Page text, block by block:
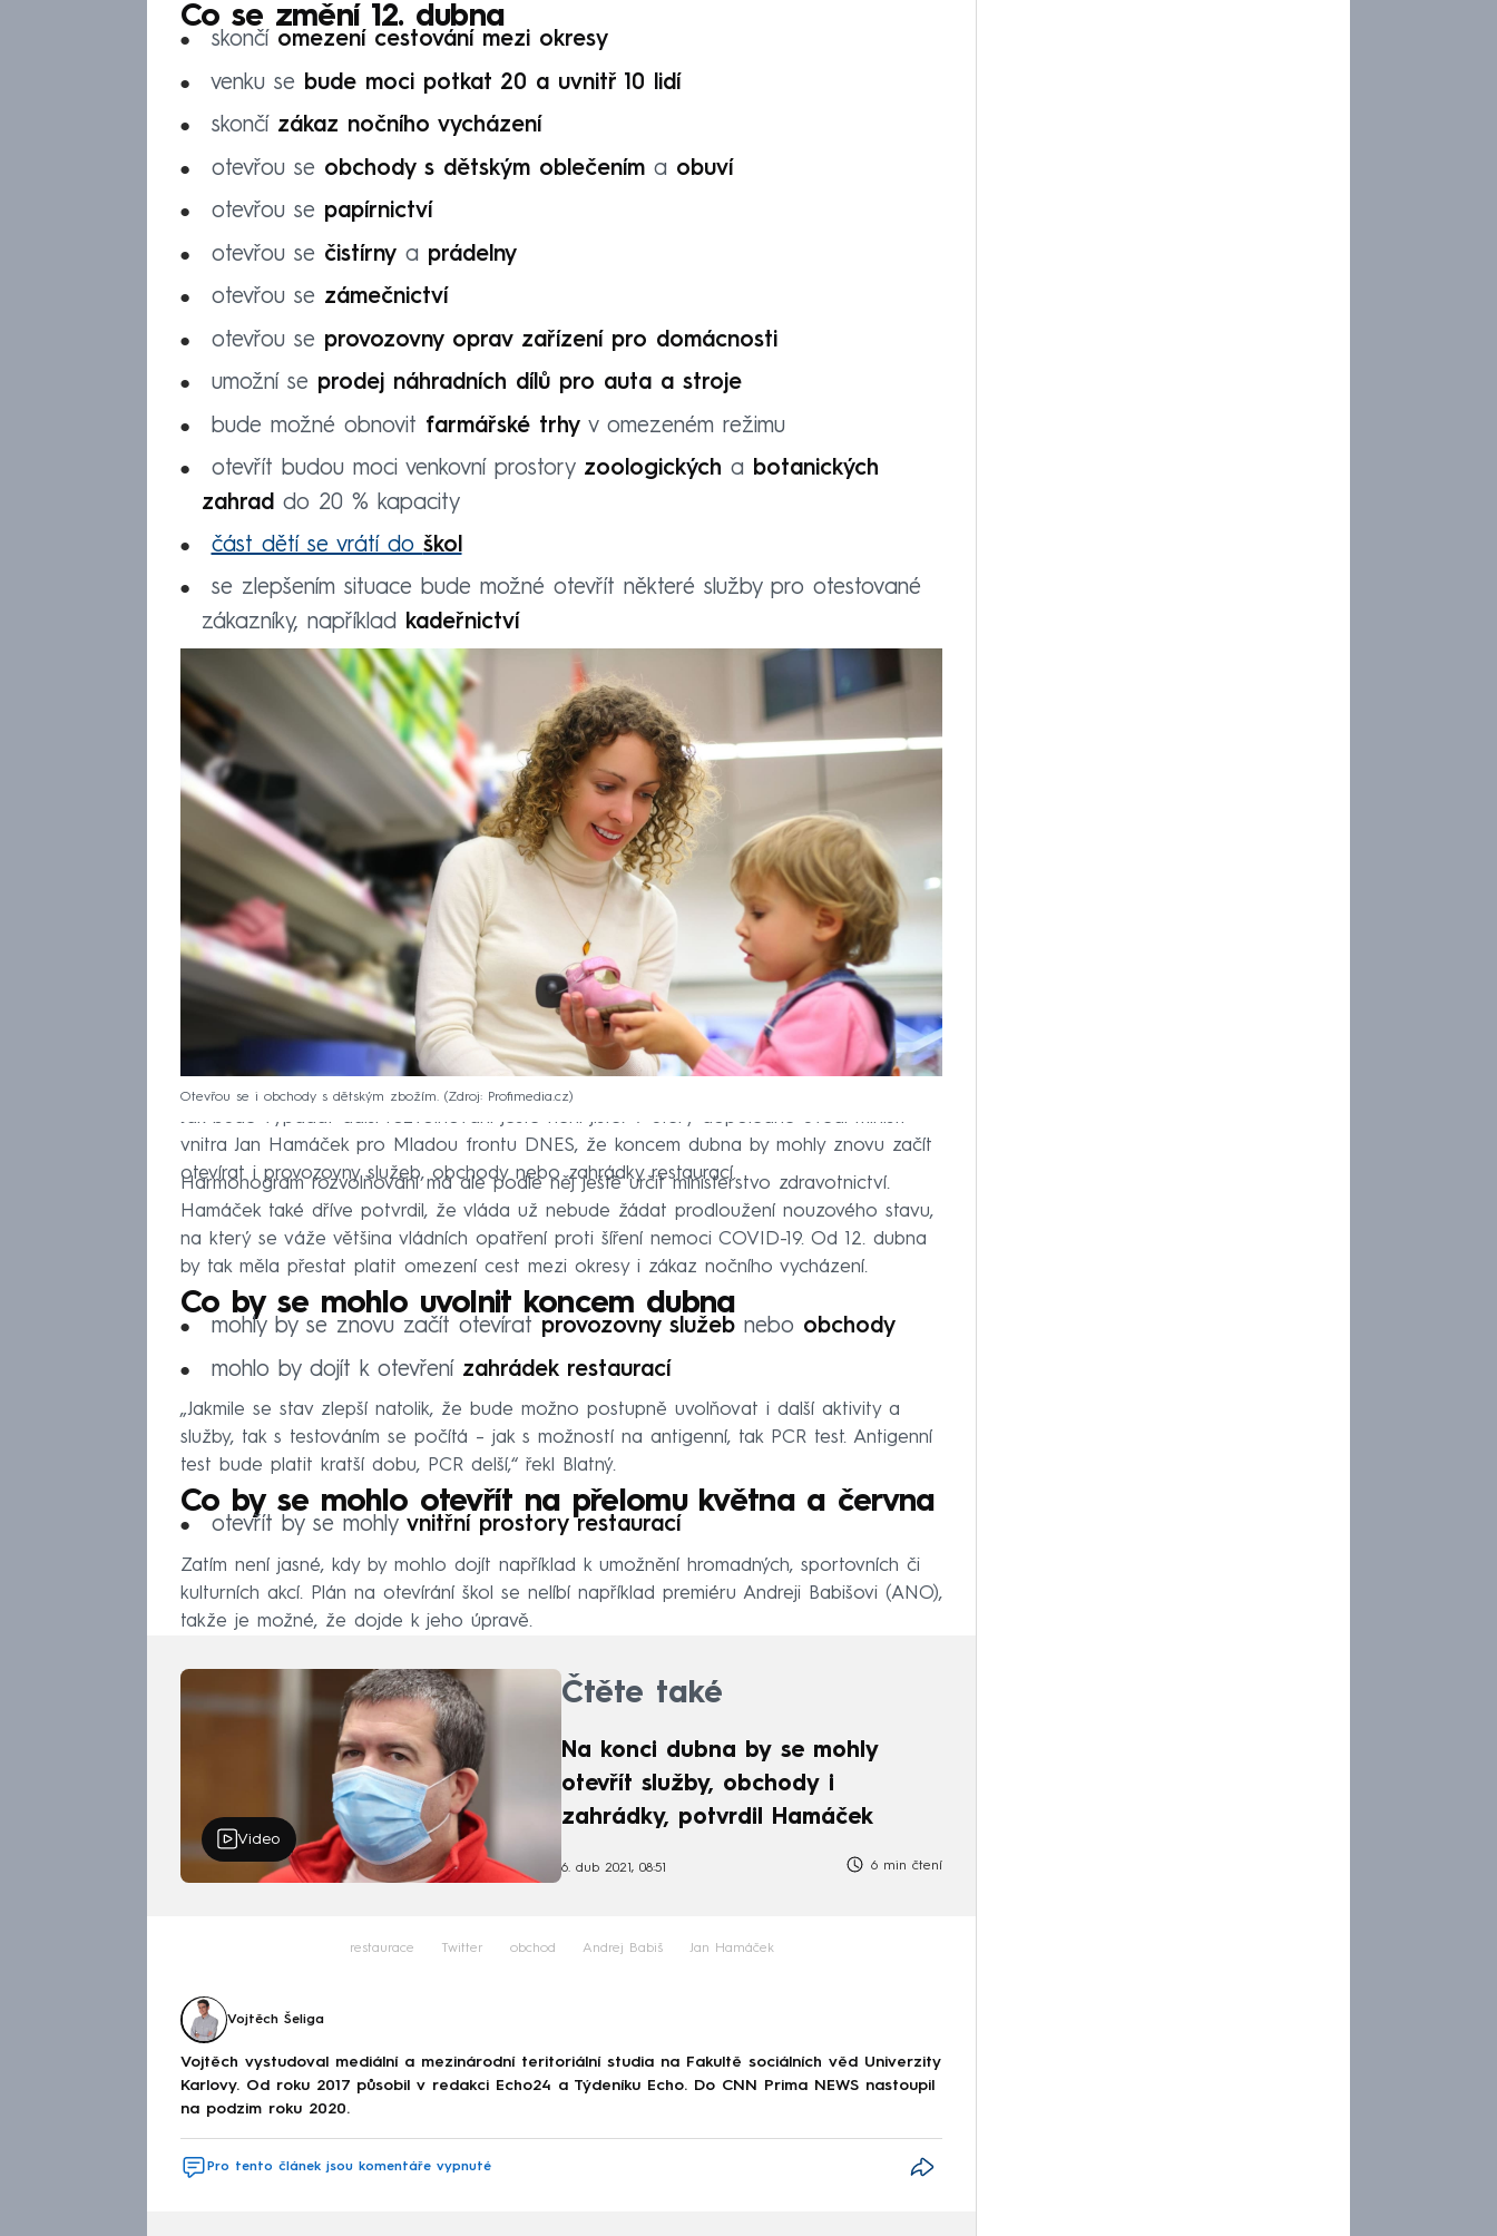
Co se změní 12. dubna
skončí omezení cestování mezi okresy
venku se bude moci potkat 20 a uvnitř 10 lidí
skončí zákaz nočního vycházení
otevřou se obchody s dětským oblečeníma obuví
otevřou se papírnictví
otevřou se čistírnya prádelny
otevřou se zámečnictví
otevřou se provozovny oprav zařízení pro domácnosti
umožní se prodej náhradních dílů pro auta a stroje
bude možné obnovit farmářské trhyv omezeném režimu
otevřít budou moci venkovní prostory zoologických a botanických
zahraddo 20 % kapacity
část dětí se vrátí do škol
se zlepšením situace bude možné otevřít některé služby pro otestované
zákazníky, například kadeřnictví
Otevřou se i obchody s dětským zbožím. Zdroj: Profimedia.cz
Jak bude vypadat další rozvolňování ještě není jisté. V úterý dopoledne uvedl ministr
vnitra Jan Hamáček pro Mladou frontu DNES, že koncem dubna by mohly znovu začít
otevírat i provozovny služeb, obchody nebo zahrádky restaurací.
Harmonogram rozvolňování má ale podle něj ještě určit ministerstvo zdravotnictví.
Hamáček také dříve potvrdil, že vláda už nebude žádat prodloužení nouzového stavu,
na který se váže většina vládních opatření proti šíření nemoci COVID-19. Od 12. dubna
by tak měla přestat platit omezení cest mezi okresy i zákaz nočního vycházení.
Co by se mohlo uvolnit koncem dubna
mohly by se znovu začít otevírat provozovny služebnebo obchody
mohlo by dojít k otevření zahrádek restaurací
„Jakmile se stav zlepší natolik, že bude možno postupně uvolňovat i další aktivity a
služby, tak s testováním se počítá – jak s možností na antigenní, tak PCR test. Antigenní
test bude platit kratší dobu, PCR delší,“ řekl Blatný.
Co by se mohlo otevřít na přelomu května a června
otevřít by se mohly vnitřní prostory restaurací
Zatím není jasné, kdy by mohlo dojít například k umožnění hromadných, sportovních či
kulturních akcí. Plán na otevírání škol se nelíbí například premiéru Andreji Babišovi (ANO),
takže je možné, že dojde k jeho úpravě.
Video
Čtěte také
Na konci dubna by se mohly
otevřít služby, obchody i
zahrádky, potvrdil Hamáček
6. dub 2021, 08:51 6 min čtení
restaurace Twitter obchod Andrej Babiš Jan Hamáček
Vojtěch Šeliga
Vojtěch vystudoval mediální a mezinárodní teritoriální studia na Fakultě sociálních věd Univerzity
Karlovy. Od roku 2017 působil v redakci Echo24 a Týdeníku Echo. Do CNN Prima NEWS nastoupil
na podzim roku 2020.
Pro tento článek jsou komentáře vypnuté